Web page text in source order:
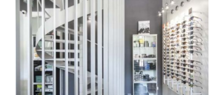
Pasillo bajo la escalera de
acceso a la segunda planta
con muestrario de gafas de